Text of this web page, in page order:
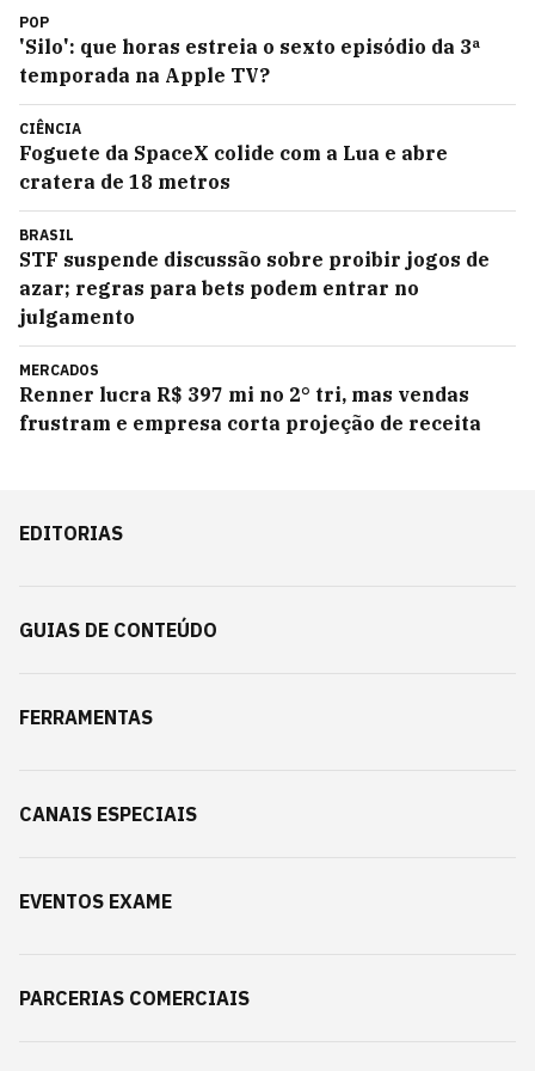
POP
'Silo': que horas estreia o sexto episódio da 3ª
temporada na Apple TV?
CIÊNCIA
Foguete da SpaceX colide com a Lua e abre
cratera de 18 metros
BRASIL
STF suspende discussão sobre proibir jogos de
azar; regras para bets podem entrar no
julgamento
MERCADOS
Renner lucra R$ 397 mi no 2° tri, mas vendas
frustram e empresa corta projeção de receita
EDITORIAS
GUIAS DE CONTEÚDO
FERRAMENTAS
CANAIS ESPECIAIS
EVENTOS EXAME
PARCERIAS COMERCIAIS